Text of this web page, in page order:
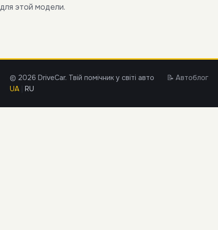
для этой модели.
© 2026 DriveCar. Твій помічник у світі авто
📝 Автоблог
UA
RU